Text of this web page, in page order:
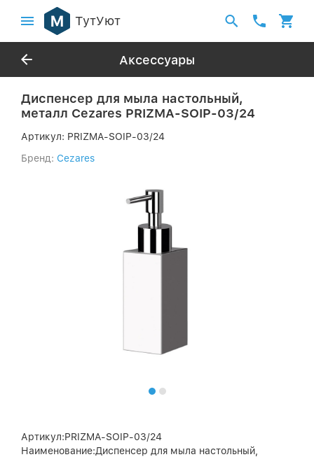
ТутУют
Аксессуары
Диспенсер для мыла настольный,
металл Cezares PRIZMA-SOIP-03/24
Артикул: PRIZMA-SOIP-03/24
Бренд: Cezares
Артикул:PRIZMA-SOIP-03/24
Наименование:Диспенсер для мыла настольный,